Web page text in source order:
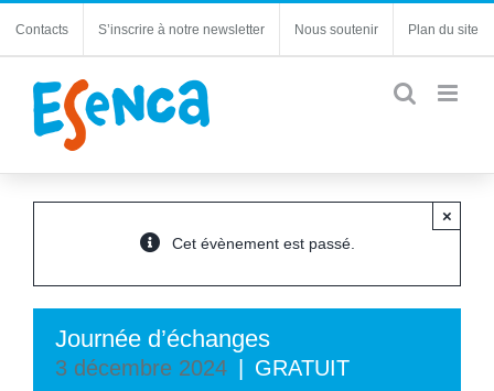
Contacts S’inscrire à notre newsletter Nous soutenir Plan du site
Cet évènement est passé.
×
Journée d’échanges
3 décembre 2024 GRATUIT